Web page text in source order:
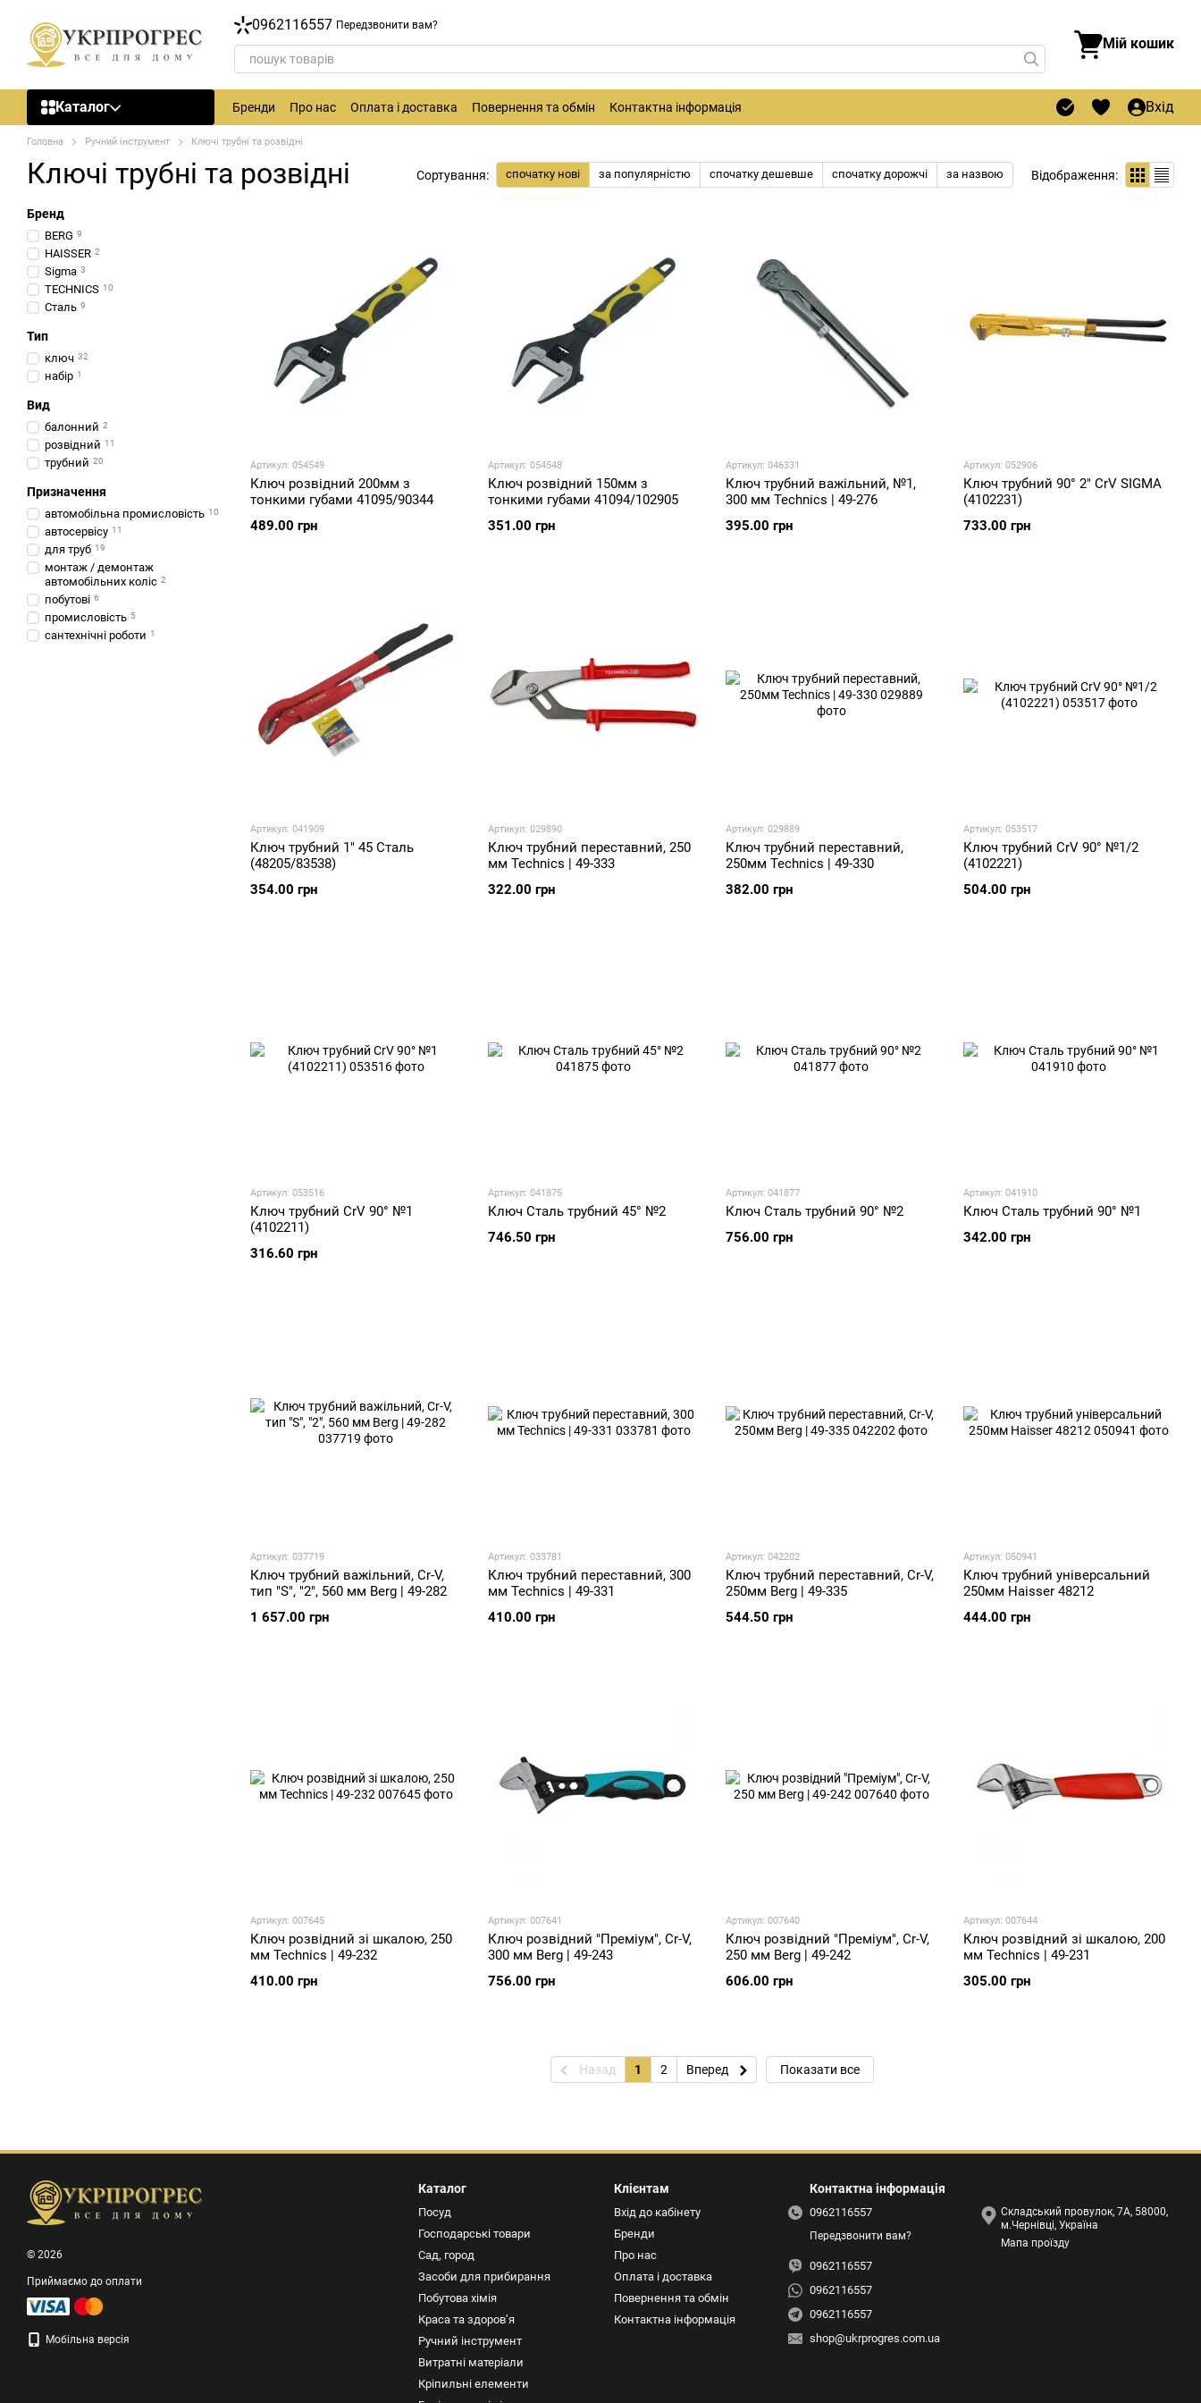
0962116557 Передзвонити вам?
Мій кошик
Каталог Бренди Про нас Оплата і доставка Повернення та обмін Контактна інформація Вхід
Головна Ручний інструмент Ключі трубні та розвідні
Ключі трубні та розвідні Сортування: спочатку нові за популярністю спочатку дешевше спочатку дорожчі за назвою Відображення:
Артикул: 054549
Ключ розвідний 200мм з
тонкими губами 41095/90344
489.00 грн
Артикул: 054548
Ключ розвідний 150мм з
тонкими губами 41094/102905
351.00 грн
Артикул: 046331
Ключ трубний важільний, №1,
300 мм Technics | 49-276
395.00 грн
Артикул: 052906
Ключ трубний 90° 2" CrV SIGMA
(4102231)
733.00 грн
Артикул: 041909
Ключ трубний 1" 45 Сталь
(48205/83538)
354.00 грн
Артикул: 029890
Ключ трубний переставний, 250
мм Technics | 49-333
322.00 грн
Артикул: 029889
Ключ трубний переставний,
250мм Technics | 49-330
382.00 грн
Артикул: 053517
Ключ трубний CrV 90° №1/2
(4102221)
504.00 грн
Артикул: 053516
Ключ трубний CrV 90° №1
(4102211)
316.60 грн
Артикул: 041875
Ключ Сталь трубний 45° №2
746.50 грн
Артикул: 041877
Ключ Сталь трубний 90° №2
756.00 грн
Артикул: 041910
Ключ Сталь трубний 90° №1
342.00 грн
Артикул: 037719
Ключ трубний важільний, Cr-V,
тип "S", "2", 560 мм Berg | 49-282
1 657.00 грн
Артикул: 033781
Ключ трубний переставний, 300
мм Technics | 49-331
410.00 грн
Артикул: 042202
Ключ трубний переставний, Cr-V,
250мм Berg | 49-335
544.50 грн
Артикул: 050941
Ключ трубний універсальний
250мм Haisser 48212
444.00 грн
Артикул: 007645
Ключ розвідний зі шкалою, 250
мм Technics | 49-232
410.00 грн
Артикул: 007641
Ключ розвідний "Преміум", Cr-V,
300 мм Berg | 49-243
756.00 грн
Артикул: 007640
Ключ розвідний "Преміум", Cr-V,
250 мм Berg | 49-242
606.00 грн
Артикул: 007644
Ключ розвідний зі шкалою, 200
мм Technics | 49-231
305.00 грн
Назад 1 2 Вперед Показати все
Бренд
BERG 9
HAISSER 2
Sigma 3
TECHNICS 10
Сталь 9
Тип
ключ 32
набір 1
Вид
балонний 2
розвідний 11
трубний 20
Призначення
автомобільна промисловість 10
автосервісу 11
для труб 19
монтаж / демонтаж
автомобільних коліс 2
побутові 6
промисловість 5
сантехнічні роботи 1
© 2026
Приймаємо до оплати
Мобільна версія
Каталог
Посуд
Господарські товари
Сад, город
Засоби для прибирання
Побутова хімія
Краса та здоров’я
Ручний інструмент
Витратні матеріали
Кріпильні елементи
Клієнтам
Вхід до кабінету
Бренди
Про нас
Оплата і доставка
Повернення та обмін
Контактна інформація
Контактна інформація
0962116557
Передзвонити вам?
0962116557
0962116557
0962116557
shop@ukrprogres.com.ua
Складський провулок, 7А, 58000,
м.Чернівці, Україна
Мапа проїзду